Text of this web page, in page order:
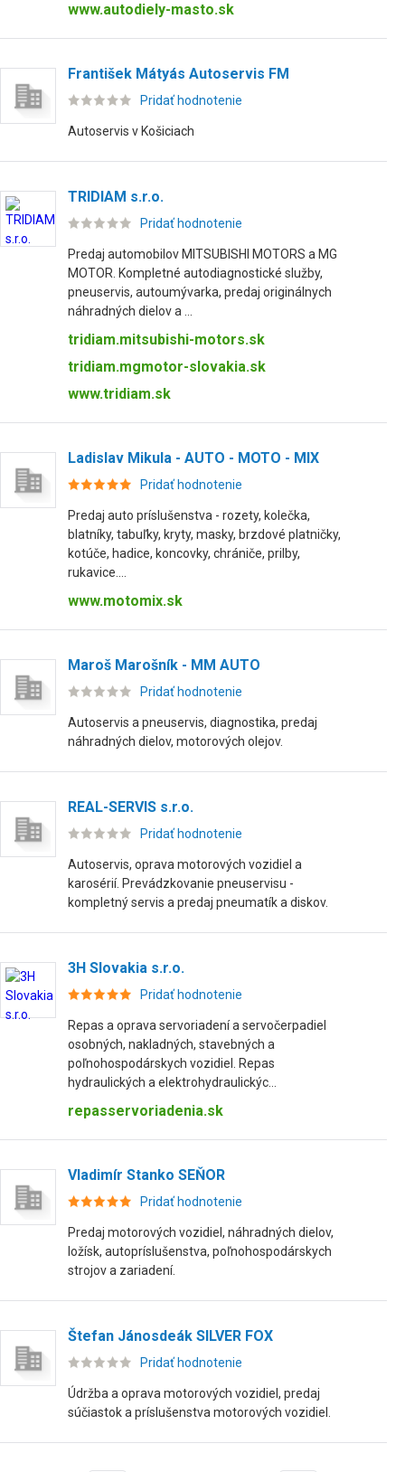
www.autodiely-masto.sk
František Mátyás Autoservis FM
Pridať hodnotenie
Autoservis v Košiciach
TRIDIAM s.r.o.
Pridať hodnotenie
Predaj automobilov MITSUBISHI MOTORS a MG
MOTOR. Kompletné autodiagnostické služby,
pneuservis, autoumývarka, predaj originálnych
náhradných dielov a ...
tridiam.mitsubishi-motors.sk
tridiam.mgmotor-slovakia.sk
www.tridiam.sk
Ladislav Mikula - AUTO - MOTO - MIX
Pridať hodnotenie
Predaj auto príslušenstva - rozety, kolečka,
blatníky, tabuľky, kryty, masky, brzdové platničky,
kotúče, hadice, koncovky, chrániče, prilby,
rukavice....
www.motomix.sk
Maroš Marošník - MM AUTO
Pridať hodnotenie
Autoservis a pneuservis, diagnostika, predaj
náhradných dielov, motorových olejov.
REAL-SERVIS s.r.o.
Pridať hodnotenie
Autoservis, oprava motorových vozidiel a
karosérií. Prevádzkovanie pneuservisu -
kompletný servis a predaj pneumatík a diskov.
3H Slovakia s.r.o.
Pridať hodnotenie
Repas a oprava servoriadení a servočerpadiel
osobných, nakladných, stavebných a
poľnohospodárskych vozidiel. Repas
hydraulických a elektrohydraulickýc...
repasservoriadenia.sk
Vladimír Stanko SEŇOR
Pridať hodnotenie
Predaj motorových vozidiel, náhradných dielov,
ložísk, autopríslušenstva, poľnohospodárskych
strojov a zariadení.
Štefan Jánosdeák SILVER FOX
Pridať hodnotenie
Údržba a oprava motorových vozidiel, predaj
súčiastok a príslušenstva motorových vozidiel.